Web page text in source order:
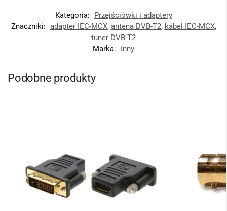
Kategoria:
Przejściówki i adaptery
Znaczniki: adapter IEC-MCX, antena DVB-T2, kabel IEC-MCX,
tuner DVB-T2
Marka:
Inny
Podobne produkty